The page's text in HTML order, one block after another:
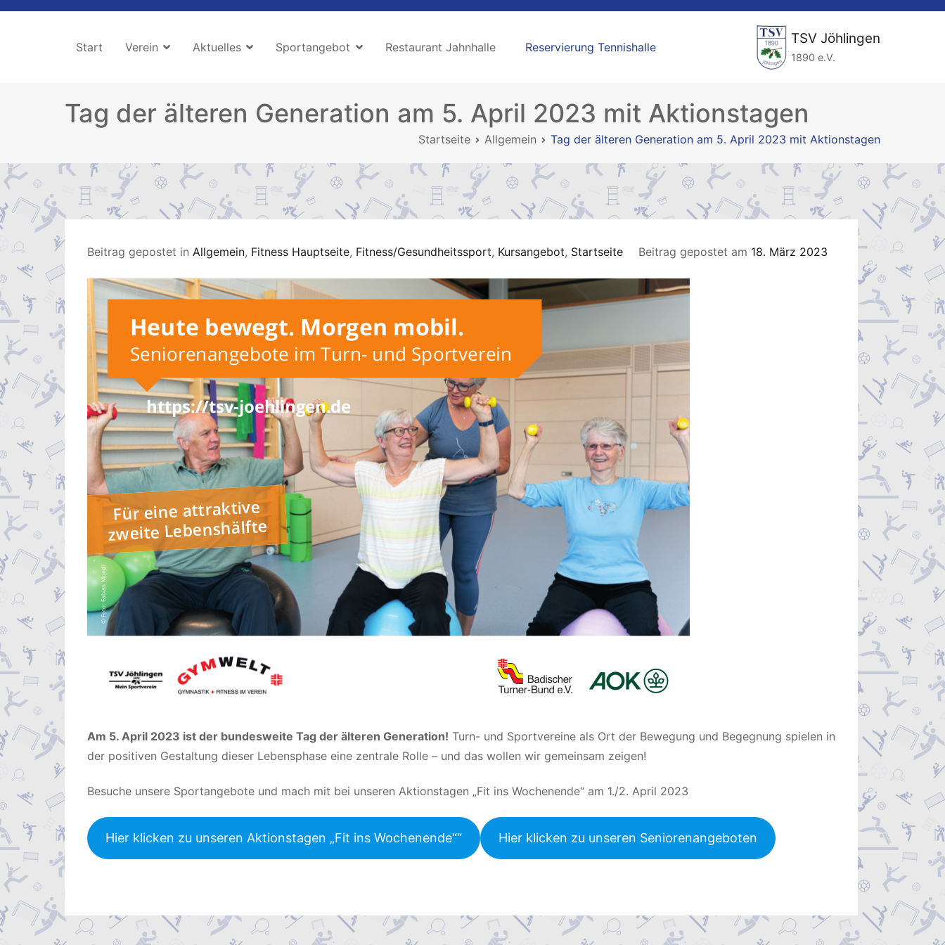
Zum
TSV Jöhlingen
1890 e.V.
Start Verein Aktuelles Sportangebot Restaurant Jahnhalle Reservierung Tennishalle
Tag der älteren Generation am 5. April 2023 mit Aktionstagen
Startseite Allgemein Tag der älteren Generation am 5. April 2023 mit Aktionstagen
Beitrag gepostet in Allgemein, Fitness Hauptseite, Fitness/Gesundheitssport, Kursangebot, Startseite Beitrag gepostet am 18. März 2023
Am 5. April 2023 ist der bundesweite Tag der älteren Generation! Turn- und Sportvereine als Ort der Bewegung und Begegnung spielen in
der positiven Gestaltung dieser Lebensphase eine zentrale Rolle – und das wollen wir gemeinsam zeigen!
Besuche unsere Sportangebote und mach mit bei unseren Aktionstagen „Fit ins Wochenende“ am 1./2. April 2023
Hier klicken zu unseren Aktionstagen „Fit ins Wochenende““ Hier klicken zu unseren Seniorenangeboten